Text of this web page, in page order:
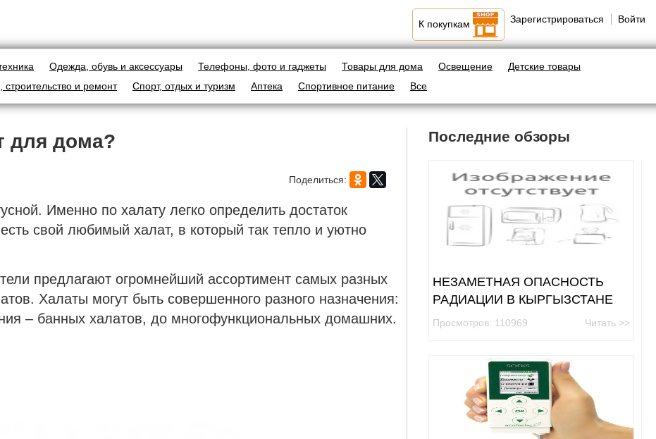
Зарегистрироваться Войти
К покупкам
Одежда, обувь и аксессуары Телефоны, фото и гаджеты Товары для дома Освещение
Детские товары
строительство и ремонт
Спорт, отдых и туризм Аптека Спортивное питание Все
для дома?
Поделиться:
Именно по халату легко определить достаток
свой любимый халат, в который так тепло и уютно
предлагают огромнейший ассортимент самых разных
Халаты могут быть совершенного разного назначения:
– банных халатов, до многофункциональных домашних.
Последние обзоры
НЕЗАМЕТНАЯ ОПАСНОСТЬ
РАДИАЦИИ В КЫРГЫЗСТАНЕ
Просмотров: 110969 Читать >>